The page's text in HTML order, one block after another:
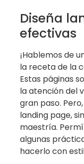
Diseña
efectivas
¡Hablemos de
la receta de la
Estas páginas
la atención del
gran paso.
landing page,
maestría.
algunas
hacerlo con